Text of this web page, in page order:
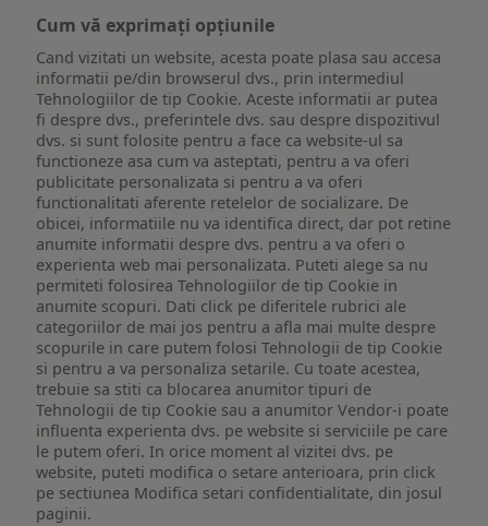
Cum vă exprimați opțiunile
Cand vizitati un website, acesta poate plasa sau accesa
informatii pe/din browserul dvs., prin intermediul
Tehnologiilor de tip Cookie. Aceste informatii ar putea
fi despre dvs., preferintele dvs. sau despre dispozitivul
dvs. si sunt folosite pentru a face ca website-ul sa
functioneze asa cum va asteptati, pentru a va oferi
publicitate personalizata si pentru a va oferi
functionalitati aferente retelelor de socializare. De
obicei, informatiile nu va identifica direct, dar pot retine
anumite informatii despre dvs. pentru a va oferi o
experienta web mai personalizata. Puteti alege sa nu
permiteti folosirea Tehnologiilor de tip Cookie in
anumite scopuri. Dati click pe diferitele rubrici ale
categoriilor de mai jos pentru a afla mai multe despre
scopurile in care putem folosi Tehnologii de tip Cookie
si pentru a va personaliza setarile. Cu toate acestea,
trebuie sa stiti ca blocarea anumitor tipuri de
Tehnologii de tip Cookie sau a anumitor Vendor-i poate
influenta experienta dvs. pe website si serviciile pe care
le putem oferi. In orice moment al vizitei dvs. pe
website, puteti modifica o setare anterioara, prin click
pe sectiunea Modifica setari confidentialitate, din josul
paginii.